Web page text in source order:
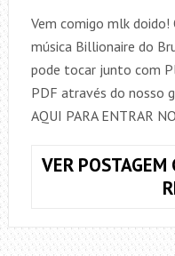
Vem comigo mlk
música Billionaire do
pode tocar junto com
PDF através do nosso
AQUI PARA ENTRAR
VER